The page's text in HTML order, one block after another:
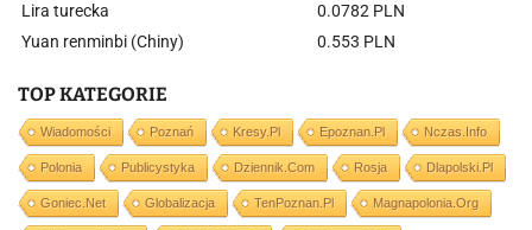
Lira turecka
0.0782 PLN
Yuan renminbi (Chiny)
0.553 PLN
TOP KATEGORIE
Wiadomości Poznań Kresy.pl Epoznan.pl Nczas.info
Polonia Publicystyka Dziennik.com Rosja Dlapolski.pl
Goniec.net Globalizacja TenPoznan.pl Magnapolonia.org